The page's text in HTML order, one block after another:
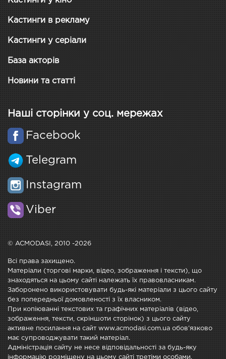
Кастинги в рекламу
Кастинги у серіали
База акторів
Новини та статті
Наші сторінки у соц. мережах
Facebook
Telegram
Instagram
Viber
© ACMODASI, 2010 -2026
Всі права захищено.
Матеріали (торгові марки, відео, зображення і тексти), що
знаходяться на цьому сайті належать їх правовласникам.
Заборонено використовувати будь-які матеріали з цього сайту
без попередньої домовленості з їх власником.
При копіюванні текстових та графічних матеріалів (відео,
зображення, тексти, скріншоти сторінок) з цього сайту
активне посилання на сайт www.acmodasi.com.ua обов'язково
має супроводжувати такий матеріал.
Адміністрація сайту не несе відповідальності за будь-яку
інформацію розміщену на цьому сайті третіми особами.